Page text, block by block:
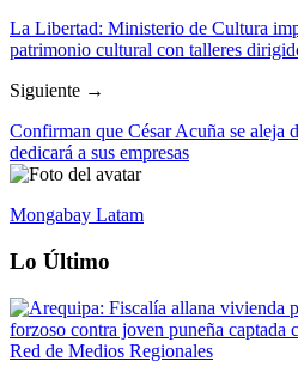
La Libertad: Ministerio de Cultura
patrimonio cultural con talleres
Siguiente →
Confirman que César Acuña se aleja
dedicará a sus empresas
Mongabay Latam
Lo Último
Red de Medios Regionales